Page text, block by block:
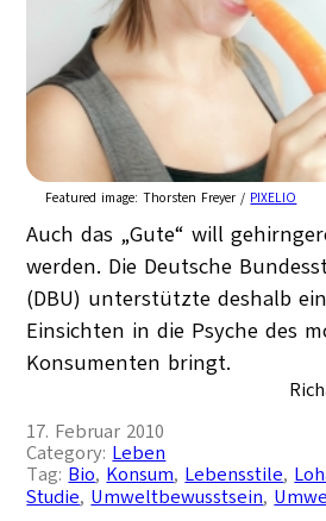
Featured image:Thorsten Freyer / PIXELIO
Auch das „Gute“ will
werden. Die Deutsche
(DBU) unterstützte deshalb
Einsichten in die Psyche des
Konsumenten bringt.
17. Februar 2010
Category: Leben
Tag: Bio, Konsum, Lebensstile,
Studie, Umweltbewusstsein,